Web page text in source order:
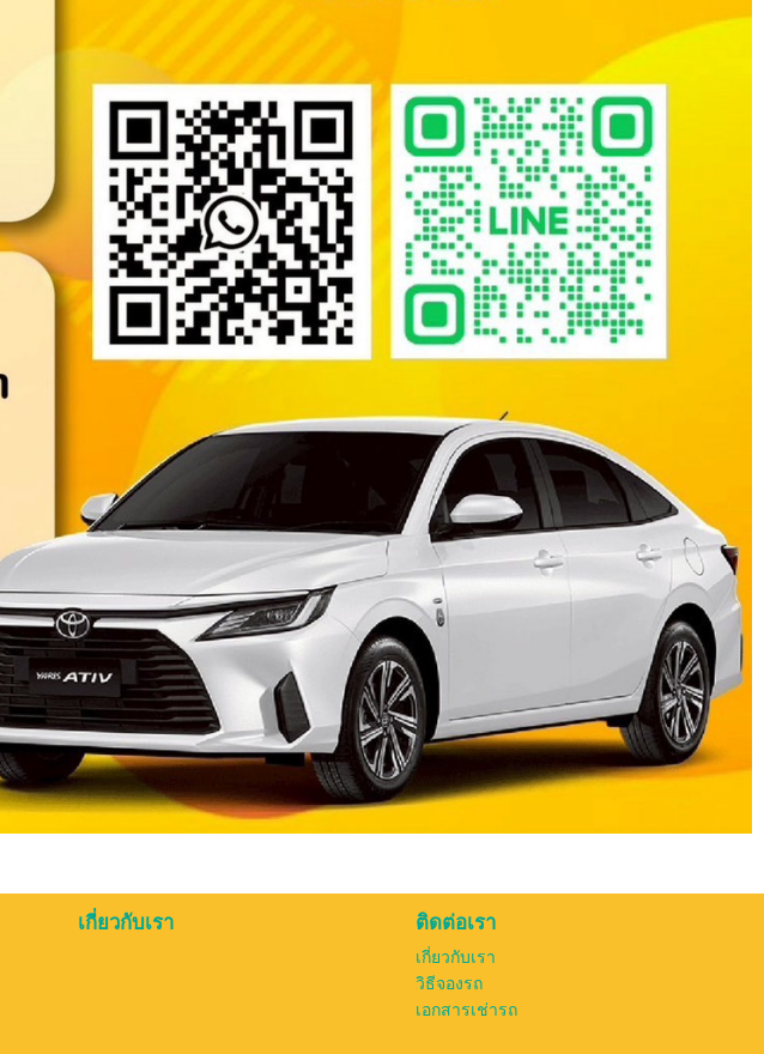
เกี่ยวกับเรา ติดต่อเรา
เกี่ยวกับเรา
วิธีจองรถ
เอกสารเช่ารถ